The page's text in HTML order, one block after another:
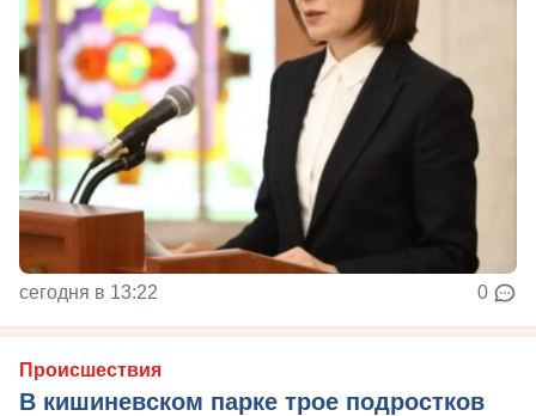
сегодня в 13:22 0
Происшествия
В кишиневском парке трое подростков